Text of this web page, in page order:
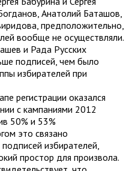
Анатолий Баташов,
предположительно,
вообще не осуществляли.
и Рада Русских
подписей, чем было
избирателей при
регистрации оказался
с кампаниями 2012
50% и 53%
это связано
избирателей,
простор для произвола.